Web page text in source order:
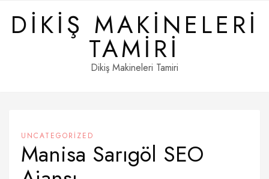
contentDIKIŞ MAKINELERI
TAMIRI
Dikiş Makineleri Tamiri
UNCATEGORIZED
Manisa Sarıgöl SEO